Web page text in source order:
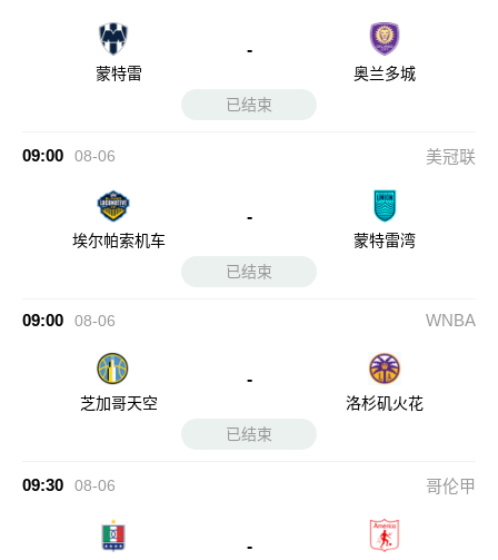
蒙特雷
-
奥兰多城
已结束
09:00 08-06 美冠联
埃尔帕索机车
-
蒙特雷湾
已结束
09:00 08-06 WNBA
芝加哥天空
-
洛杉矶火花
已结束
09:30 08-06 哥伦甲
-